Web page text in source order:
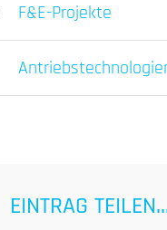
F&E-Projekte
EINTRAG